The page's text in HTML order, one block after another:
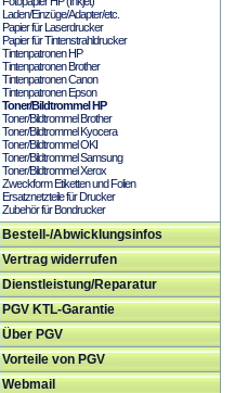
Laden/Einzüge/Adapter/etc.
Papier für Laserdrucker
Papier für Tintenstrahldrucker
Tintenpatronen HP
Tintenpatronen Brother
Tintenpatronen Canon
Tintenpatronen Epson
Toner/Bildtrommel HP
Toner/Bildtrommel Brother
Toner/Bildtrommel Kyocera
Toner/Bildtrommel OKI
Toner/Bildtrommel Samsung
Toner/Bildtrommel Xerox
Zweckform Etiketten und Folien
Ersatznetzteile für Drucker
Zubehör für Bondrucker
Bestell-/Abwicklungsinfos
Vertrag widerrufen
Dienstleistung/Reparatur
PGV KTL-Garantie
Über PGV
Vorteile von PGV
Webmail